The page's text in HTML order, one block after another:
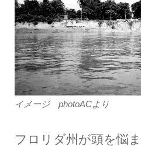
イメージ photoACより
フロリダ州が頭を悩